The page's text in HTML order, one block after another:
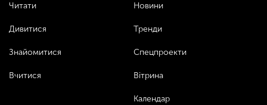
Читати
Дивитися
Знайомитися
Вчитися
Новини
Тренди
Спецпроекти
Вітрина
Календар